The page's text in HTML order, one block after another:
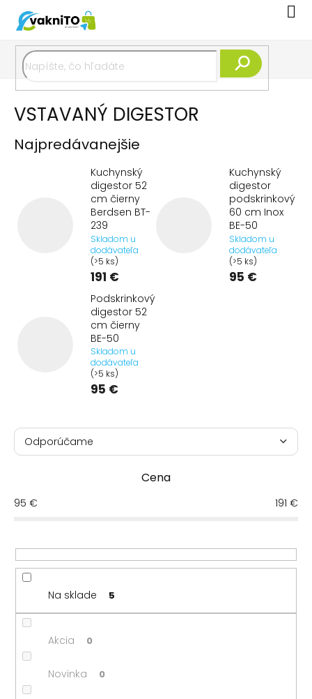
obsah
VSTAVANÝ DIGESTOR
Najpredávanejšie
Kuchynský
digestor 52
cm čierny
Berdsen BT-
239
Skladom u
dodávateľa
(>5 ks)
191 €
Kuchynský
digestor
podskrinkový
60 cm Inox
BE-50
Skladom u
dodávateľa
(>5 ks)
95 €
Podskrinkový
digestor 52
cm čierny
BE-50
Skladom u
dodávateľa
(>5 ks)
95 €
R
d
i
r
o
d
k
Odporúčame
Abecedne
Cena
95 € 191 €
Na sklade 5
Akcia 0
Novinka 0